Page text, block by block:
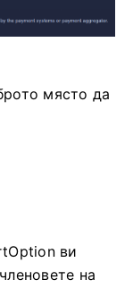
място да
ви
на